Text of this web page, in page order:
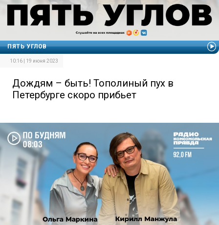
ПЯТЬ УГЛОВ
10:16 | 19 июня 2023
Дождям – быть! Тополиный пух в
Петербурге скоро прибьет